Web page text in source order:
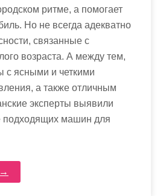
ритме, а помогает
Но не всегда адекватно
связанные с
возраста. А между тем,
ясными и четкими
а также отличным
эксперты выявили
подходящих машин для